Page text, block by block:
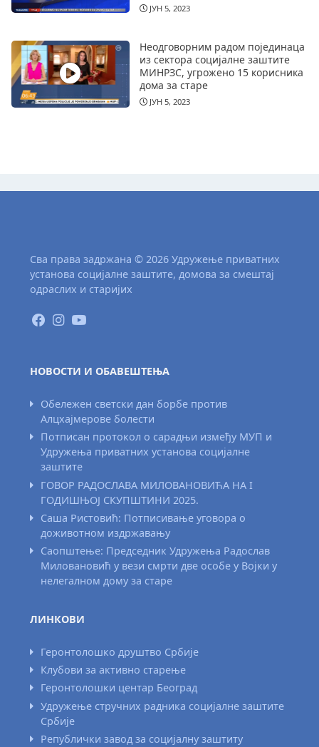
ЈУН 5, 2023
Неодговорним радом појединаца
из сектора социјалне заштите
МИНРЗС, угрожено 15 корисника
дома за старе
ЈУН 5, 2023
Сва права задржана © 2026 Удружење приватних
установа социјалне заштите, домова за смештај
одраслих и старијих
НОВОСТИ И ОБАВЕШТЕЊА
Обележен светски дан борбе против
Алцхајмерове болести
Потписан протокол о сарадњи између МУП и
Удружења приватних установа социјалне
заштите
ГОВОР РАДОСЛАВА МИЛОВАНОВИЋА НА I
ГОДИШЊОЈ СКУПШТИНИ 2025.
Саша Ристовић: Потписивање уговора о
доживотном издржавању
Саопштење: Председник Удружења Радослав
Миловановић у вези смрти две особе у Војки у
нелегалном дому за старе
ЛИНКОВИ
Геронтолошко друштво Србије
Клубови за активно старење
Геронтолошки центар Београд
Удружење стручних радника социјалне заштите
Србије
Републички завод за социјалну заштиту